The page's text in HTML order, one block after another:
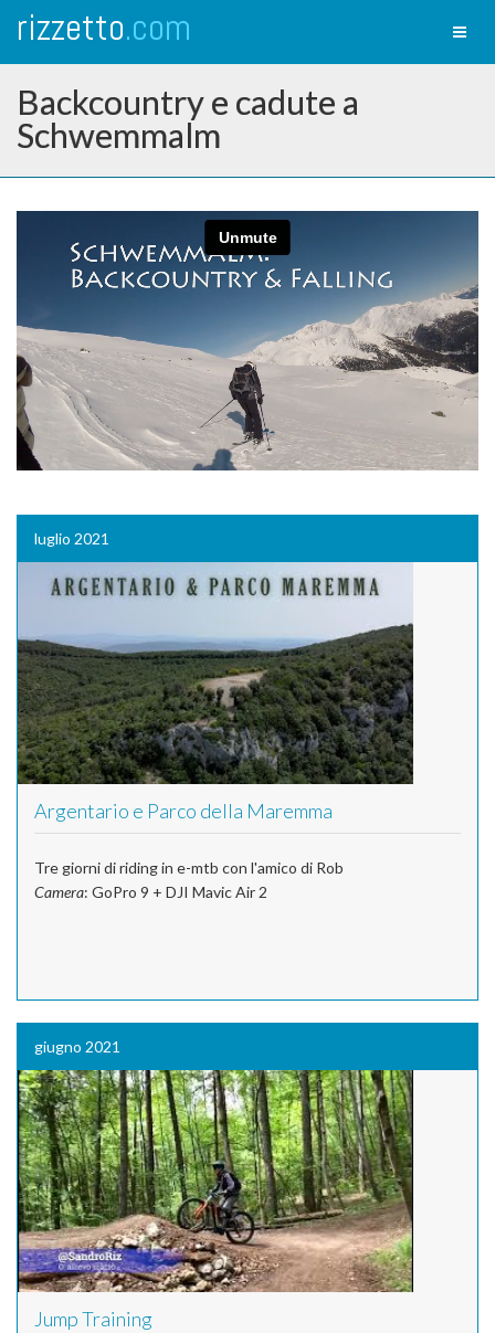
rizzetto.com
Backcountry e cadute a
Schwemmalm
luglio 2021
Argentario e Parco della Maremma
Tre giorni di riding in e-mtb con l'amico di Rob
Camera: GoPro 9 + DJI Mavic Air 2
giugno 2021
Jump Training